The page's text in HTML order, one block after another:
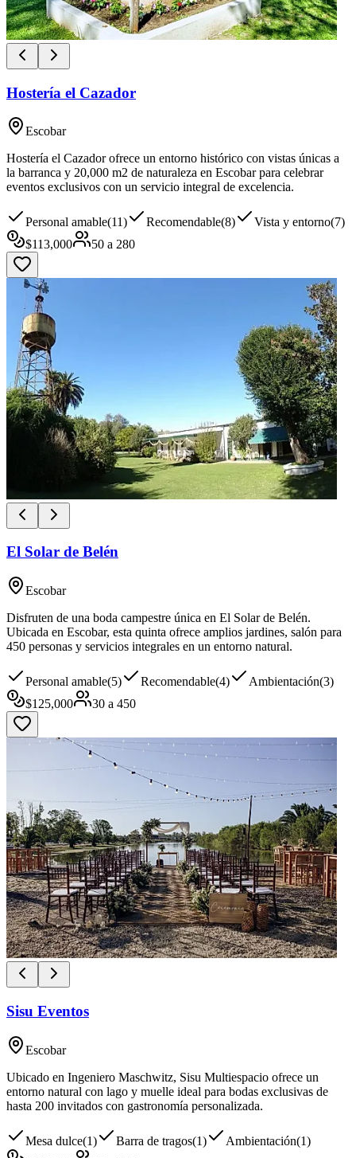
Hostería el Cazador
Escobar
Hostería el Cazador ofrece un entorno histórico con vistas únicas a
la barranca y 20,000 m2 de naturaleza en Escobar para celebrar
eventos exclusivos con un servicio integral de excelencia.
Personal amable(11) Recomendable(8) Vista y entorno(7)
$113,000 50 a 280
El Solar de Belén
Escobar
Disfruten de una boda campestre única en El Solar de Belén.
Ubicada en Escobar, esta quinta ofrece amplios jardines, salón para
450 personas y servicios integrales en un entorno natural.
Personal amable(5) Recomendable(4) Ambientación(3)
$125,000 30 a 450
Sisu Eventos
Escobar
Ubicado en Ingeniero Maschwitz, Sisu Multiespacio ofrece un
entorno natural con lago y muelle ideal para bodas exclusivas de
hasta 200 invitados con gastronomía personalizada.
Mesa dulce(1) Barra de tragos(1) Ambientación(1)